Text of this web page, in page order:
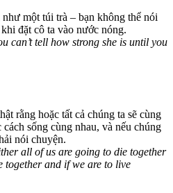
một túi trà – bạn không thể nói
đặt cô ta vào nước nóng.
can’t tell how strong she is until you
rằng hoặc tất cả chúng ta sẽ cùng
sống cùng nhau, và nếu chúng
nói chuyện.
all of us are going to die together
and if we are to live